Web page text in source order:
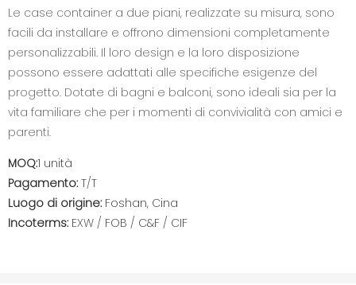
Le case container a due piani, realizzate su misura, sono
facili da installare e offrono dimensioni completamente
personalizzabili. Il loro design e la loro disposizione
possono essere adattati alle specifiche esigenze del
progetto. Dotate di bagni e balconi, sono ideali sia per la
vita familiare che per i momenti di convivialità con amici e
parenti.
MOQ:1 unità
Pagamento: T/T
Luogo di origine: Foshan, Cina
Incoterms: EXW / FOB / C&F / CIF